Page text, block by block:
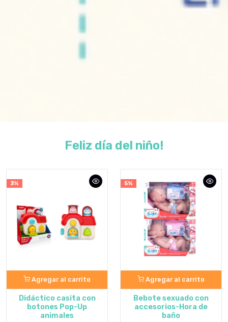
Feliz día del niño!
5%
Agregar al carrito
Bebote sexuado con
accesorios-Hora de
baño
5%
Agregar al carrito
Pelota puzzle en caja
$U 310.00 $U 295